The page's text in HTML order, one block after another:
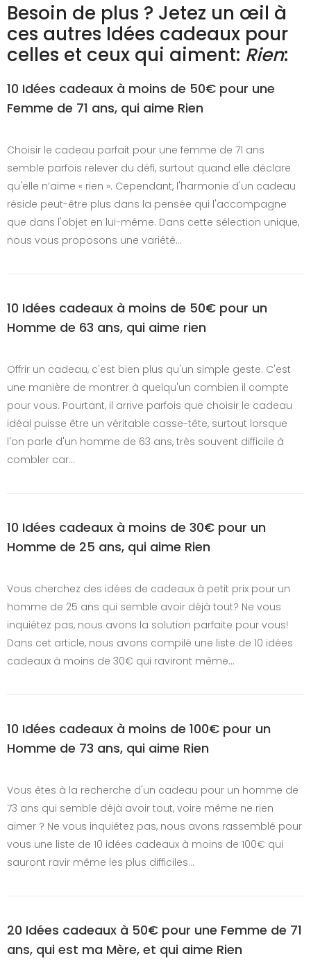
Besoin de plus ? Jetez un œil à
ces autres Idées cadeaux pour
celles et ceux qui aiment: Rien:
10 Idées cadeaux à moins de 50€ pour une
Femme de 71 ans, qui aime Rien
Choisir le cadeau parfait pour une femme de 71 ans
semble parfois relever du défi, surtout quand elle déclare
qu'elle n’aime « rien ». Cependant, l'harmonie d'un cadeau
réside peut-être plus dans la pensée qui l'accompagne
que dans l'objet en lui-même. Dans cette sélection unique,
nous vous proposons une variété…
10 Idées cadeaux à moins de 50€ pour un
Homme de 63 ans, qui aime rien
Offrir un cadeau, c'est bien plus qu'un simple geste. C'est
une manière de montrer à quelqu'un combien il compte
pour vous. Pourtant, il arrive parfois que choisir le cadeau
idéal puisse être un véritable casse-tête, surtout lorsque
l'on parle d'un homme de 63 ans, très souvent difficile à
combler car…
10 Idées cadeaux à moins de 30€ pour un
Homme de 25 ans, qui aime Rien
Vous cherchez des idées de cadeaux à petit prix pour un
homme de 25 ans qui semble avoir déjà tout? Ne vous
inquiétez pas, nous avons la solution parfaite pour vous!
Dans cet article, nous avons compilé une liste de 10 idées
cadeaux à moins de 30€ qui raviront même…
10 Idées cadeaux à moins de 100€ pour un
Homme de 73 ans, qui aime Rien
Vous êtes à la recherche d'un cadeau pour un homme de
73 ans qui semble déjà avoir tout, voire même ne rien
aimer ? Ne vous inquiétez pas, nous avons rassemblé pour
vous une liste de 10 idées cadeaux à moins de 100€ qui
sauront ravir même les plus difficiles…
20 Idées cadeaux à 50€ pour une Femme de 71
ans, qui est ma Mère, et qui aime Rien